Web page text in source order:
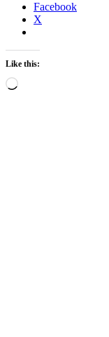
Facebook
X
Like this:
Loading…